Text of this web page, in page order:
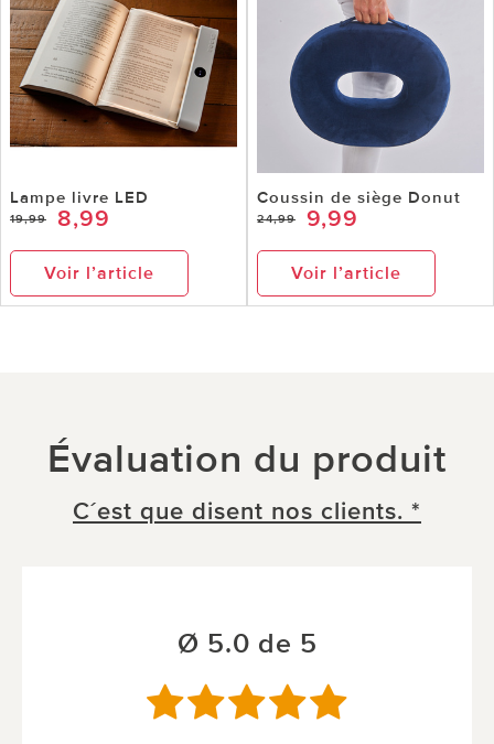
Lampe livre LED
19,99 8,99
Voir l’article
Coussin de siège Donut
24,99 9,99
Voir l’article
Évaluation du produit
C´est que disent nos clients. *
Ø 5.0 de 5